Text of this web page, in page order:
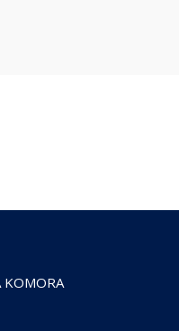
KOMORA